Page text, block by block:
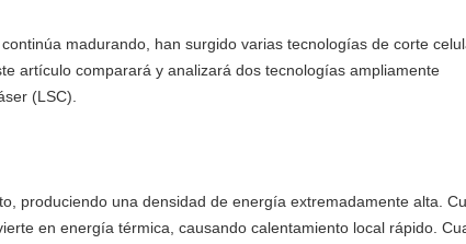
madurando, han surgido varias tecnologías de corte
artículo comparará y analizará dos tecnologías ampliamente
(LSC).
produciendo una densidad de energía extremadamente alta.
en energía térmica, causando calentamiento local rápido.